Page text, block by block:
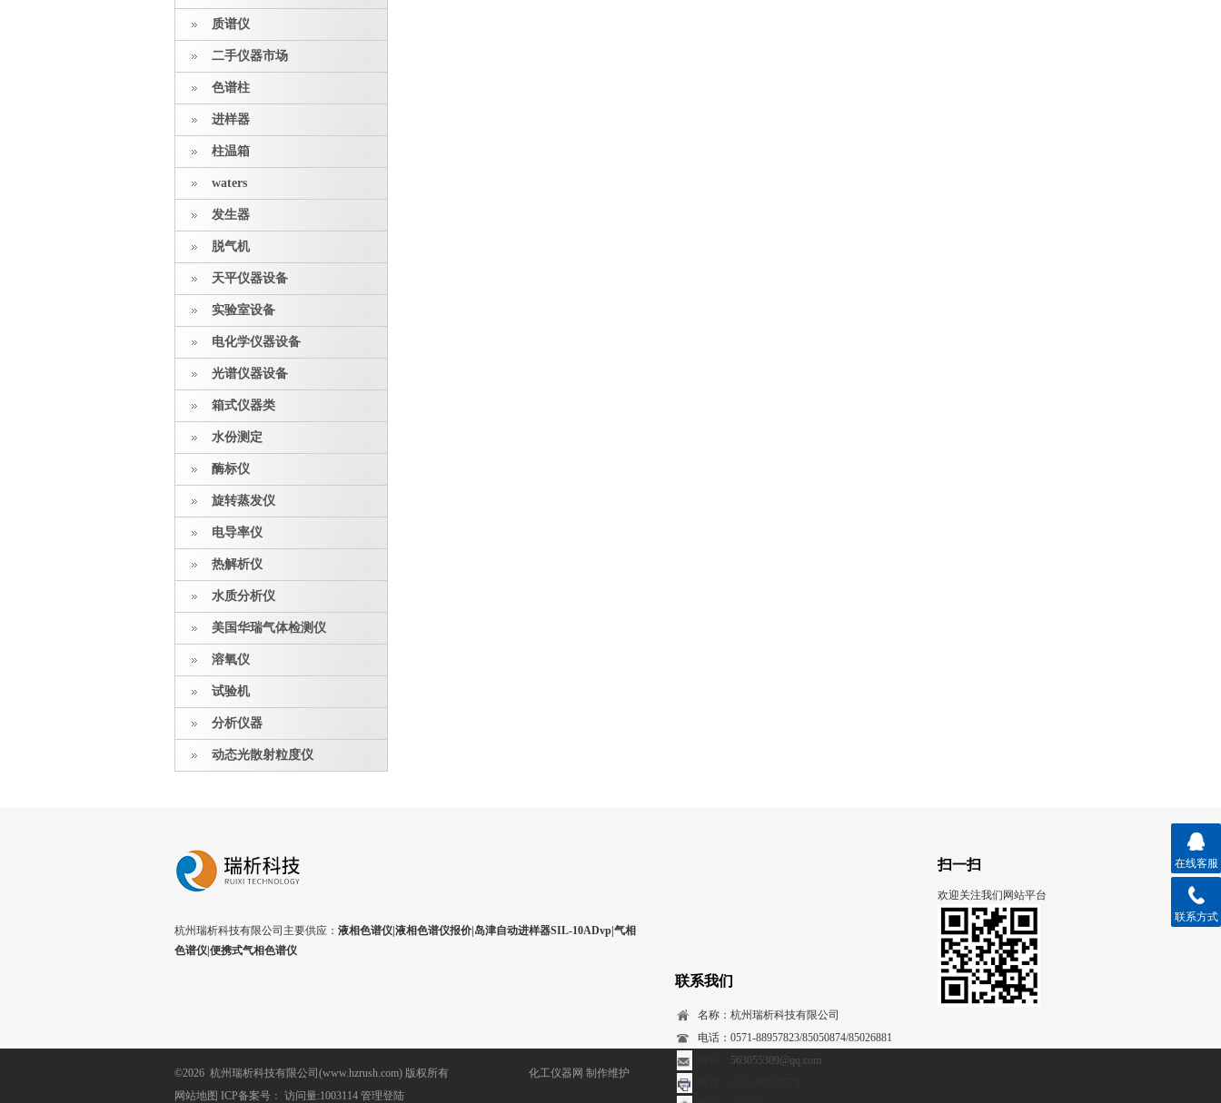
质谱仪
二手仪器市场
色谱柱
进样器
柱温箱
waters
发生器
脱气机
天平仪器设备
实验室设备
电化学仪器设备
光谱仪器设备
箱式仪器类
水份测定
酶标仪
旋转蒸发仪
电导率仪
热解析仪
水质分析仪
美国华瑞气体检测仪
溶氧仪
试验机
分析仪器
动态光散射粒度仪
杭州瑞析科技有限公司主要供应： 液相色谱仪|液相色谱仪报价|岛津自动进样器SIL-10ADvp|气相
色谱仪|便携式气相色谱仪
扫一扫
欢迎关注我们网站平台
联系我们
名称：杭州瑞析科技有限公司
电话：0571-88957823/85050874/85026881
563055309@qq.com
©2026 杭州瑞析科技有限公司(www.hzrush.com) 版权所有
网站地图 ICP备案号： 访问量:1003114 管理登陆
化工仪器网 制作维护
在线客服
联系方式